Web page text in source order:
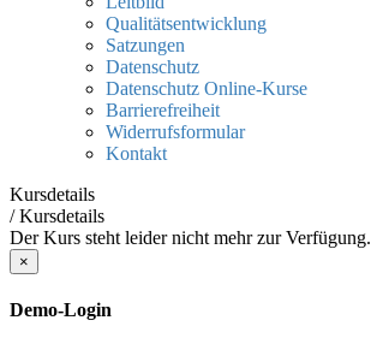
Qualitätsentwicklung
Satzungen
Datenschutz
Datenschutz Online-Kurse
Barrierefreiheit
Widerrufsformular
Kontakt
Kursdetails
/Kursdetails
Der Kurs steht leider nicht mehr zur Verfügung.
×
Demo-Login